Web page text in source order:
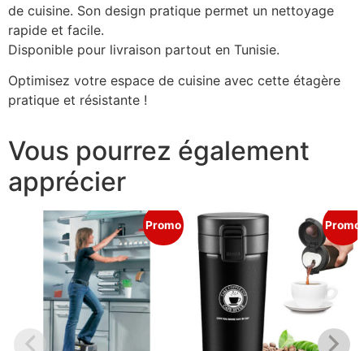
de cuisine. Son design pratique permet un nettoyage
rapide et facile.
Disponible pour livraison partout en Tunisie.
Optimisez votre espace de cuisine avec cette étagère
pratique et résistante !
Vous pourrez également
apprécier
Promo Promo